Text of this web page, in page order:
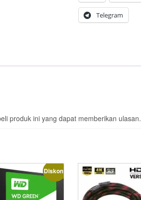
Telegram
produk ini yang dapat memberikan ulasan.
Diskon!